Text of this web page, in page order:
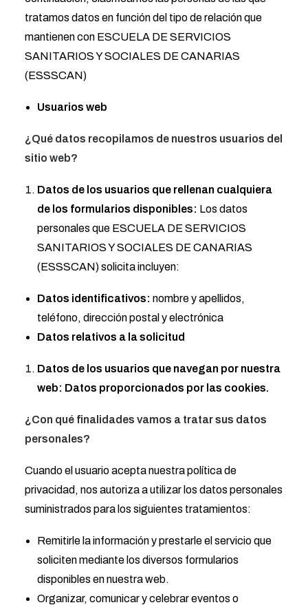
tratamos datos en función del tipo de relación que
mantienen con ESCUELA DE SERVICIOS
SANITARIOS Y SOCIALES DE CANARIAS
(ESSSCAN)
Usuarios web
¿Qué datos recopilamos de nuestros usuarios del
sitio web?
Datos de los usuarios que rellenan cualquiera
de los formularios disponibles: Los datos
personales que ESCUELA DE SERVICIOS
SANITARIOS Y SOCIALES DE CANARIAS
(ESSSCAN) solicita incluyen:
Datos identificativos: nombre y apellidos,
teléfono, dirección postal y electrónica
Datos relativos a la solicitud
Datos de los usuarios que navegan por nuestra
web: Datos proporcionados por las cookies.
¿Con qué finalidades vamos a tratar sus datos
personales?
Cuando el usuario acepta nuestra política de
privacidad, nos autoriza a utilizar los datos personales
suministrados para los siguientes tratamientos:
Remitirle la información y prestarle el servicio que
soliciten mediante los diversos formularios
disponibles en nuestra web.
Organizar, comunicar y celebrar eventos o